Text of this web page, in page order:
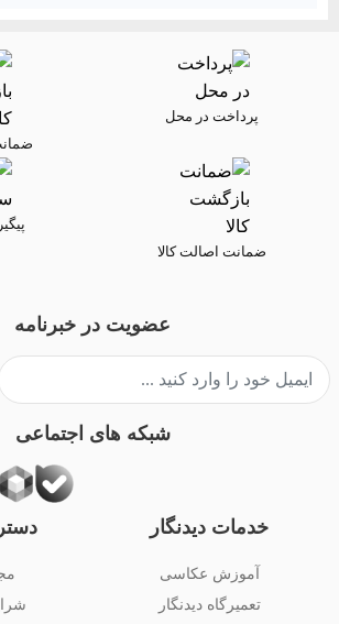
پرداخت در محل
ضمانت اصالت کالا
خدمات دیدنگار
آموزش عکاسی
تعمیرگاه دیدنگار
عضویت در خبرنامه
شبکه های اجتماعی